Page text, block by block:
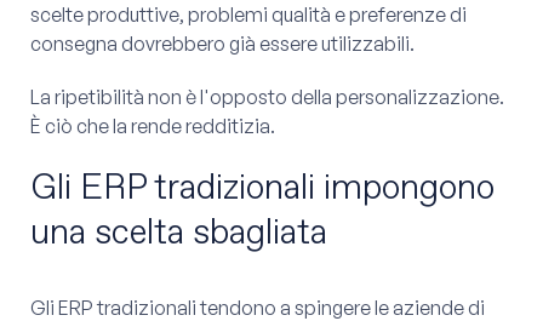
scelte produttive, problemi qualità e preferenze di
consegna dovrebbero già essere utilizzabili.
La ripetibilità non è l'opposto della personalizzazione.
È ciò che la rende redditizia.
Gli ERP tradizionali impongono
una scelta sbagliata
Gli ERP tradizionali tendono a spingere le aziende di